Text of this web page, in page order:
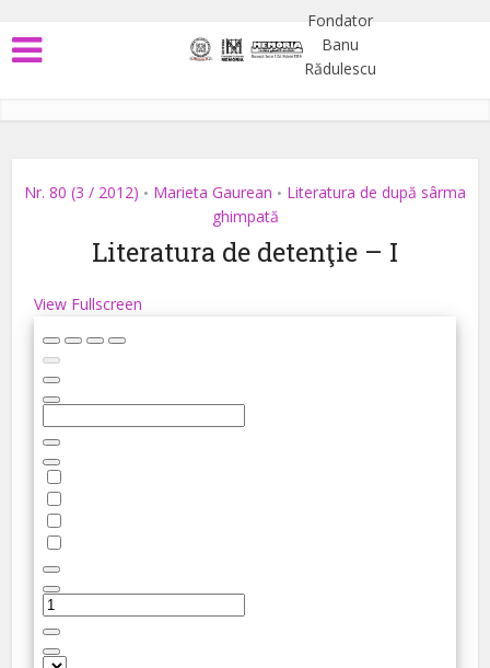
Nr. 80 (3 / 2012) • Marieta Gaurean • Literatura de după sârma
ghimpată
Literatura de detenţie – I
View Fullscreen
Skip
to
PDF
content